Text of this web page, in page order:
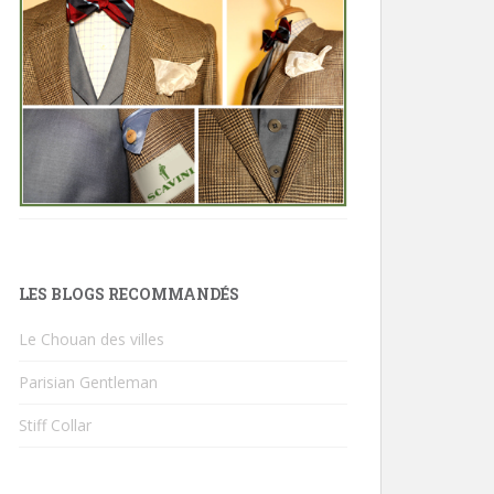
LES BLOGS RECOMMANDÉS
Le Chouan des villes
Parisian Gentleman
Stiff Collar